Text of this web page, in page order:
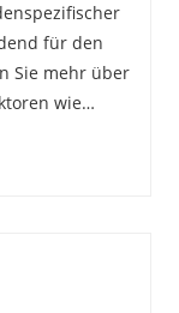
für den
Sie mehr über
wie